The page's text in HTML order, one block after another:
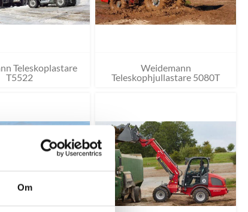
Om
Teleskoplastare
T5522
Weidemann
Teleskophjullastare 5080T